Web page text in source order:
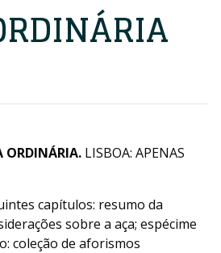
ORDINÁRIA. LISBOA: APENAS
capítulos: resumo da
sobre a aça; espécime
coleção de aforismos